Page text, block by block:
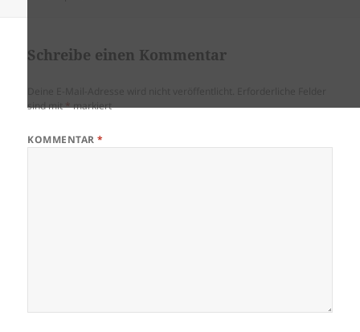
Schreibe einen Kommentar
sind mit*markiert
KOMMENTAR*